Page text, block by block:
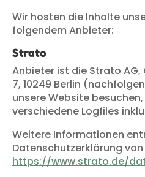
Wir hosten die Inhalte
folgendem Anbieter:
Strato
Anbieter ist die Strato
7, 10249 Berlin
unsere Website
verschiedene Logfiles
Weitere Informationen
Datenschutzerklärung
https://www.strato.de/